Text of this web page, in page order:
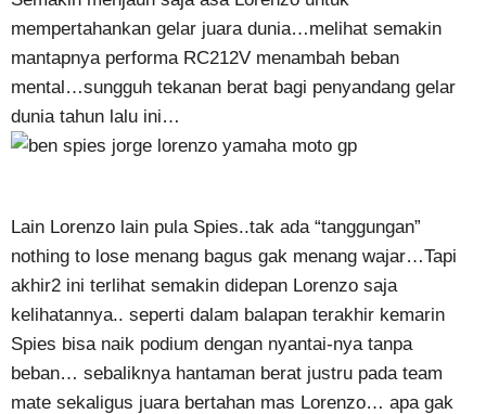
mempertahankan gelar juara dunia…melihat semakin
mantapnya performa RC212V menambah beban
mental…sungguh tekanan berat bagi penyandang gelar
dunia tahun lalu ini…
Lain Lorenzo lain pula Spies..tak ada “tanggungan”
nothing to lose menang bagus gak menang wajar…Tapi
akhir2 ini terlihat semakin didepan Lorenzo saja
kelihatannya.. seperti dalam balapan terakhir kemarin
Spies bisa naik podium dengan nyantai-nya tanpa
beban… sebaliknya hantaman berat justru pada team
mate sekaligus juara bertahan mas Lorenzo… apa gak